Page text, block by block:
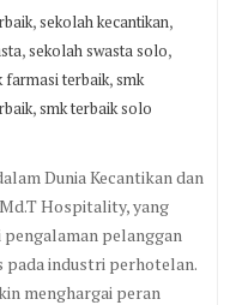
,sekolah kecantikan,
,sekolah swasta solo,
farmasi terbaik,smk
,smk terbaik solo
Dunia Kecantikan dan
Hospitality, yang
pelanggan
pada industri perhotelan.
menghargai peran